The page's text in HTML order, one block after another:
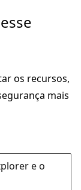
os recursos,
mais
e o